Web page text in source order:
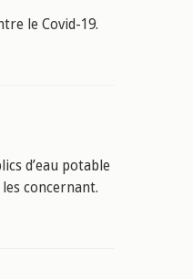
le Covid-19.
d’eau potable
concernant.